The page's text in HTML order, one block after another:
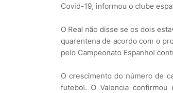
Covid-19, informou o clube
O Real não disse se os dois
quarentena de acordo com o
pelo Campeonato Espanhol
O crescimento do número de
futebol. O Valencia